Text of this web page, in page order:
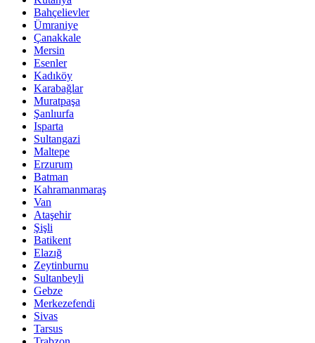
Bahçelievler
Ümraniye
Çanakkale
Mersin
Esenler
Kadıköy
Karabağlar
Muratpaşa
Şanlıurfa
Isparta
Sultangazi
Maltepe
Erzurum
Batman
Kahramanmaraş
Van
Ataşehir
Şişli
Batikent
Elazığ
Zeytinburnu
Sultanbeyli
Gebze
Merkezefendi
Sivas
Tarsus